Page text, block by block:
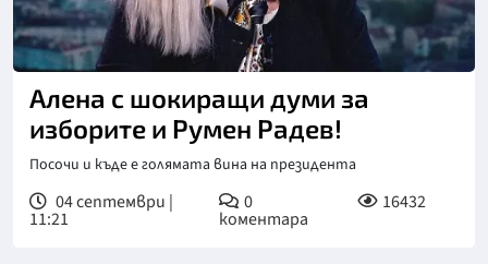
Алена с шокиращи думи за
изборите и Румен Радев!
Посочи и къде е голямата вина на президента
04 септември |
11:21
0
коментара
16432